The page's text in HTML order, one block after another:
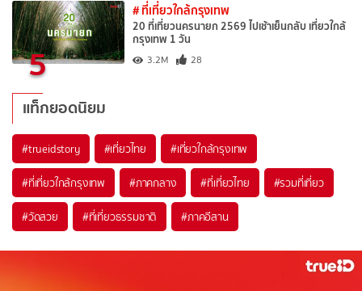
5
# ที่เที่ยวใกล้กรุงเทพ
20 ที่เที่ยวนครนายก 2569 ไปเช้าเย็นกลับ เที่ยวใกล้
กรุงเทพ 1 วัน
3.2M 28
แท็กยอดนิยม
#trueidstory #เที่ยวไทย #เที่ยวใกล้กรุงเทพ
#ที่เที่ยวใกล้กรุงเทพ #ภาคกลาง #ที่เที่ยวไทย #รวมที่เที่ยว
#วัดสวย #ที่เที่ยวธรรมชาติ #ภาคอีสาน